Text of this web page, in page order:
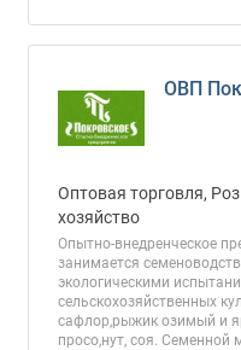
ОВП
Оптовая торговля,
хозяйство
Опытно-внедренческое
занимается
экологическими
сельскохозяйственных
сафлор,рыжик озимый и
просо,нут, соя. Семенной